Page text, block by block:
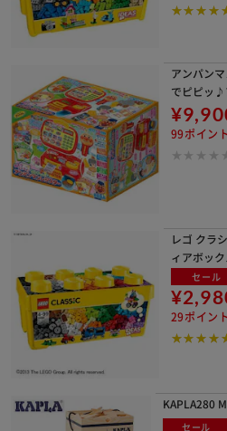
アンパン
でピピッ♪
99ポイン
レゴ クラ
ィアボック
セール
29ポイン
KAPLA280
セール